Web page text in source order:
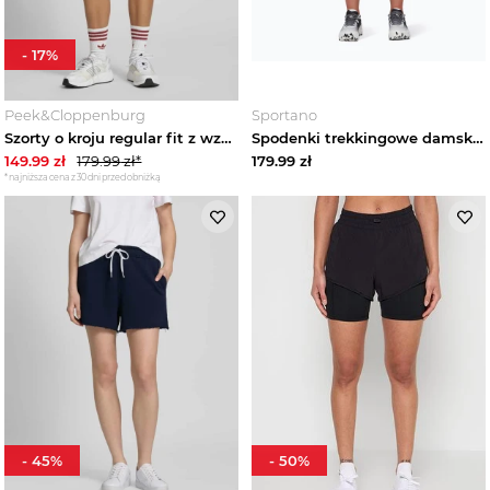
Bluzy sportowe damskie
Buty sportowe damskie
Legginsy damskie
Koszulki sportowe damskie
Kurtki sportowe damskie
Koszule turystyczne damskie
Spodenki sportowe damskie
Zobacz wszystko
Kolarki damskie
Peek&Cloppenburg
Szorty o kroju regular fit z wzorem na całej powierzchni Adidas Niebieski
149.99 zł 179.99zł*
*najniższa cena z 30 dni przed obniżką
-17%
Sportano
Spodenki trekkingowe damskie Mammut Runbold marine Granatowy
179.99 zł
-45% - 50%